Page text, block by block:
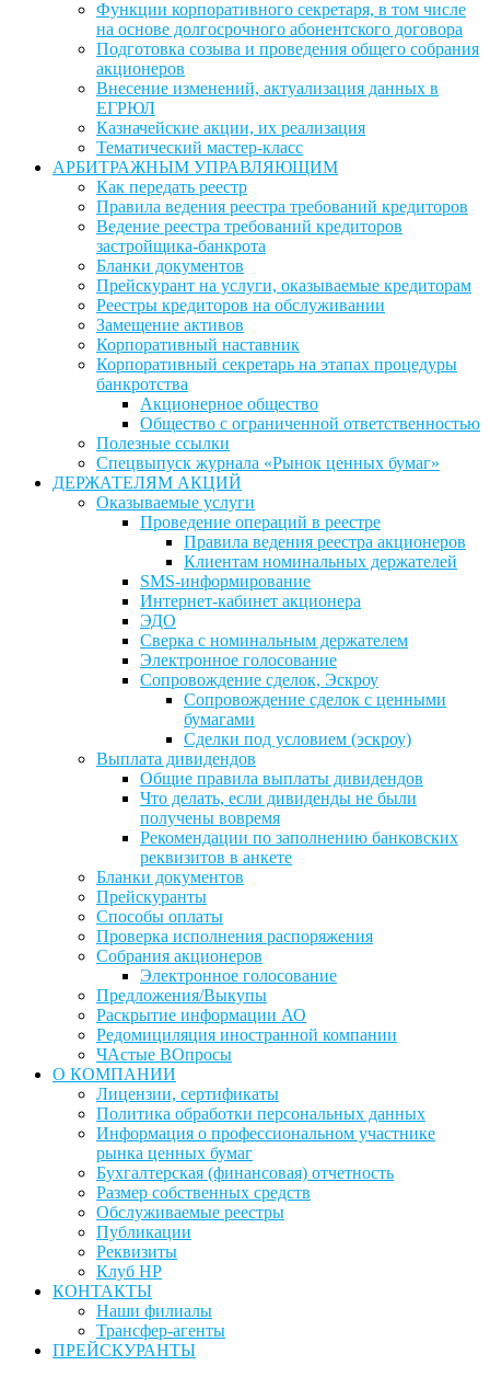
Функции корпоративного секретаря, в том числе
на основе долгосрочного абонентского договора
Подготовка созыва и проведения общего собрания
акционеров
Внесение изменений, актуализация данных в
ЕГРЮЛ
Казначейские акции, их реализация
Тематический мастер-класс
АРБИТРАЖНЫМ УПРАВЛЯЮЩИМ
Как передать реестр
Правила ведения реестра требований кредиторов
Ведение реестра требований кредиторов
застройщика-банкрота
Бланки документов
Прейскурант на услуги, оказываемые кредиторам
Реестры кредиторов на обслуживании
Замещение активов
Корпоративный наставник
Корпоративный секретарь на этапах процедуры
банкротства
Акционерное общество
Общество с ограниченной ответственностью
Полезные ссылки
Спецвыпуск журнала «Рынок ценных бумаг»
ДЕРЖАТЕЛЯМ АКЦИЙ
Оказываемые услуги
Проведение операций в реестре
Правила ведения реестра акционеров
Клиентам номинальных держателей
SMS-информирование
Интернет-кабинет акционера
ЭДО
Сверка с номинальным держателем
Электронное голосование
Сопровождение сделок, Эскроу
Сопровождение сделок с ценными
бумагами
Сделки под условием (эскроу)
Выплата дивидендов
Общие правила выплаты дивидендов
Что делать, если дивиденды не были
получены вовремя
Рекомендации по заполнению банковских
реквизитов в анкете
Бланки документов
Прейскуранты
Способы оплаты
Проверка исполнения распоряжения
Собрания акционеров
Электронное голосование
Предложения/Выкупы
Раскрытие информации АО
Редомициляция иностранной компании
ЧАстые ВОпросы
О КОМПАНИИ
Лицензии, сертификаты
Политика обработки персональных данных
Информация о профессиональном участнике
рынка ценных бумаг
Бухгалтерская (финансовая) отчетность
Размер собственных средств
Обслуживаемые реестры
Публикации
Реквизиты
Клуб НР
КОНТАКТЫ
Наши филиалы
Трансфер-агенты
ПРЕЙСКУРАНТЫ